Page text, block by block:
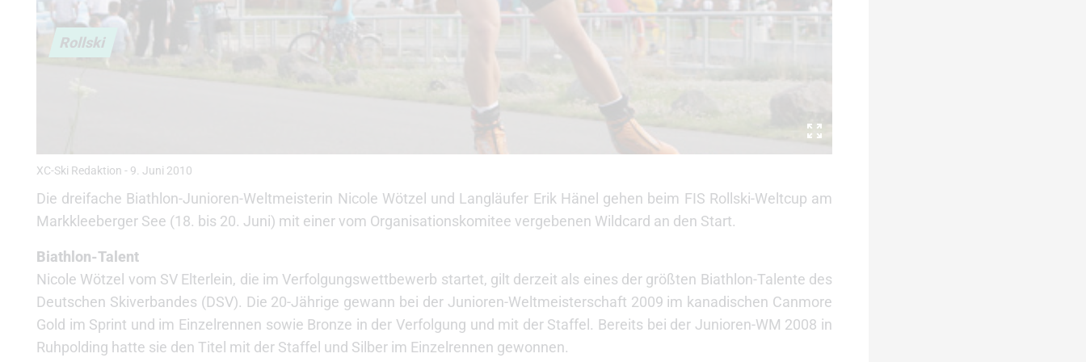
Rollski
XC-Ski Redaktion - 9. Juni 2010
Die dreifache Biathlon-Junioren-Weltmeisterin Nicole Wötzel und Langläufer Erik Hänel gehen beim FIS Rollski-Weltcup am
Markkleeberger See (18. bis 20. Juni) mit einer vom Organisationskomitee vergebenen Wildcard an den Start.
Biathlon-Talent
Nicole Wötzel vom SV Elterlein, die im Verfolgungswettbewerb startet, gilt derzeit als eines der größten Biathlon-Talente des
Deutschen Skiverbandes (DSV). Die 20-Jährige gewann bei der Junioren-Weltmeisterschaft 2009 im kanadischen Canmore
Gold im Sprint und im Einzelrennen sowie Bronze in der Verfolgung und mit der Staffel. Bereits bei der Junioren-WM 2008 in
Ruhpolding hatte sie den Titel mit der Staffel und Silber im Einzelrennen gewonnen.